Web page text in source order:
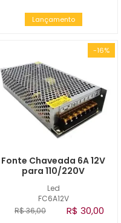
Lançamento
-16%
Led
FC6A12V
Fonte Chaveada 6A 12V
para 110/220V
R$ 36,00 R$ 30,00